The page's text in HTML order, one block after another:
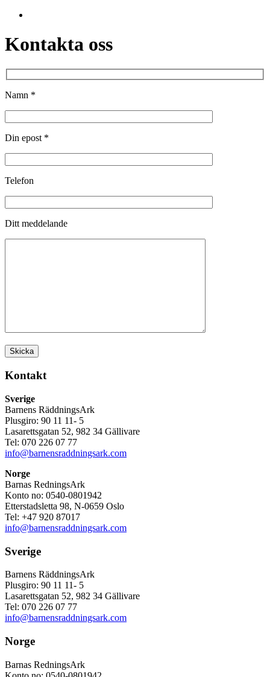
Kontakta oss
Namn *
Din epost *
Telefon
Ditt meddelande
Kontakt
Sverige
Barnens RäddningsArk
Plusgiro: 90 11 11- 5
Lasarettsgatan 52, 982 34 Gällivare
Tel: 070 226 07 77
info@barnensraddningsark.com
Norge
Barnas RedningsArk
Konto no: 0540-0801942
Etterstadsletta 98, N-0659 Oslo
Tel: +47 920 87017
info@barnensraddningsark.com
Sverige
Barnens RäddningsArk
Plusgiro: 90 11 11- 5
Lasarettsgatan 52, 982 34 Gällivare
Tel: 070 226 07 77
info@barnensraddningsark.com
Norge
Barnas RedningsArk